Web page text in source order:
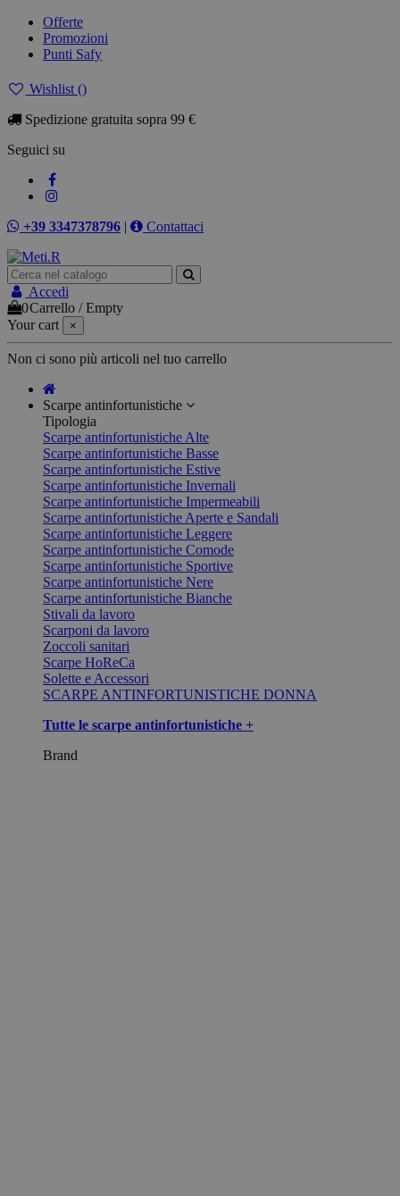
Offerte
Promozioni
Punti Safy
Wishlist ()
Spedizione gratuita sopra 99 €
Seguici su
+39 3347378796 | Contattaci
Accedi
0Carrello /Empty
Your cart
×
Non ci sono più articoli nel tuo carrello
Scarpe antinfortunistiche
Tipologia
Scarpe antinfortunistiche Alte
Scarpe antinfortunistiche Basse
Scarpe antinfortunistiche Estive
Scarpe antinfortunistiche Invernali
Scarpe antinfortunistiche Impermeabili
Scarpe antinfortunistiche Aperte e Sandali
Scarpe antinfortunistiche Leggere
Scarpe antinfortunistiche Comode
Scarpe antinfortunistiche Sportive
Scarpe antinfortunistiche Nere
Scarpe antinfortunistiche Bianche
Stivali da lavoro
Scarponi da lavoro
Zoccoli sanitari
Scarpe HoReCa
Solette e Accessori
SCARPE ANTINFORTUNISTICHE DONNA
Tutte le scarpe antinfortunistiche +
Brand